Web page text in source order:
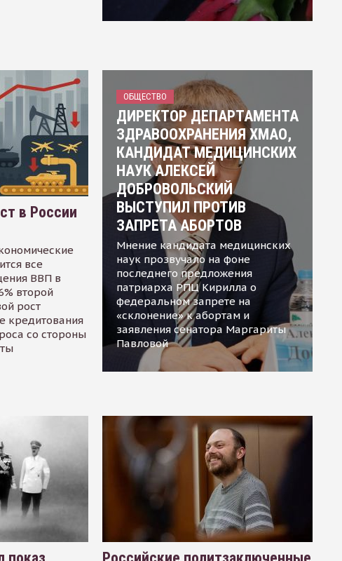
в России
все
ВВП в
второй
рост
кредитования
со стороны
ОБЩЕСТВО
ДИРЕКТОР ДЕПАРТАМЕНТА
ЗДРАВООХРАНЕНИЯ ХМАО,
КАНДИДАТ МЕДИЦИНСКИХ
НАУК АЛЕКСЕЙ
ДОБРОВОЛЬСКИЙ
ВЫСТУПИЛ ПРОТИВ
ЗАПРЕТА АБОРТОВ
Мнение кандидата медицинских
наук прозвучало на фоне
последнего предложения
патриарха РПЦ Кирилла о
федеральном запрете на
«склонение» к абортам и
заявления сенатора Маргариты
Павловой